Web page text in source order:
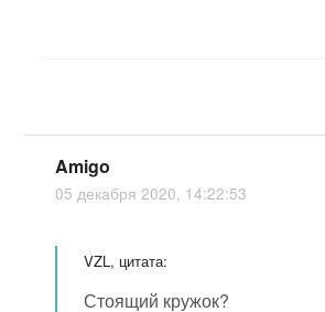
Amigo
05 декабря 2020, 14:22:53
VZL, цитата:
Стоящий кружок?